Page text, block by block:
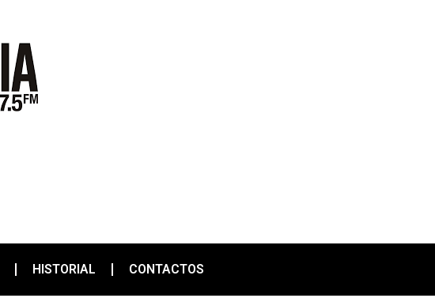
HISTORIAL CONTACTOS